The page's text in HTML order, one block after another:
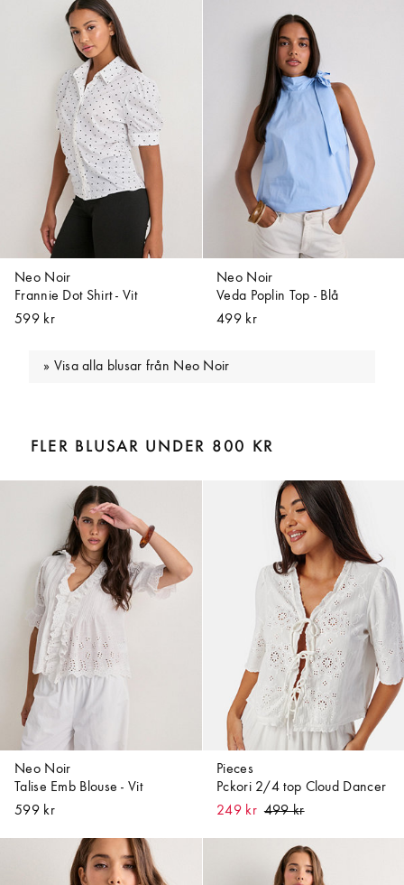
Neo Noir
Frannie Dot Shirt - Vit
599 kr
Neo Noir
Veda Poplin Top - Blå
499 kr
Visa alla blusar från Neo Noir
FLER BLUSAR UNDER 800 KR
Neo Noir
Talise Emb Blouse - Vit
599 kr
Pieces
Pckori 2/4 top Cloud Dancer
249 kr